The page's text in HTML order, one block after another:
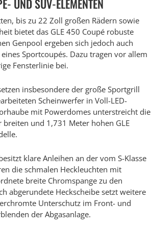
UND SUV-ELEMENTEN
bis zu 22 Zoll großen Rädern sowie
bietet das GLE 450 Coupé robuste
Genpool ergeben sich jedoch auch
Sportcoupés. Dazu tragen vor allem
Fensterlinie bei.
insbesondere der große Sportgrill
Scheinwerfer in Voll-LED-
mit Powerdomes unterstreicht die
und 1,731 Meter hohen GLE
klare Anleihen an der vom S-Klasse
die schmalen Heckleuchten mit
breite Chromspange zu den
abgerundete Heckscheibe setzt weitere
Unterschutz im Front- und
der Abgasanlage.